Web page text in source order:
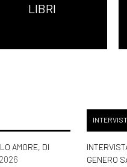
LIBRI
AMORE, DI
GENERO